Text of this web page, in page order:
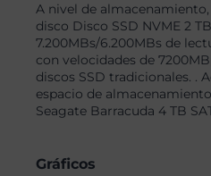
A nivel de almacenamiento,
disco Disco SSD NVME 2
7.200MBs/6.200MBs de
con velocidades de
discos SSD tradicionales. .
espacio de
Seagate Barracuda 4 TB
Gráficos